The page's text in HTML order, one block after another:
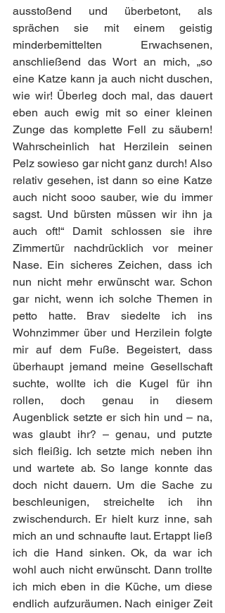
ausstoßend und überbetont, als
sprächen sie mit einem geistig
minderbemittelten Erwachsenen,
anschließend das Wort an mich, „so
eine Katze kann ja auch nicht duschen,
wie wir! Überleg doch mal, das dauert
eben auch ewig mit so einer kleinen
Zunge das komplette Fell zu säubern!
Wahrscheinlich hat Herzilein seinen
Pelz sowieso gar nicht ganz durch! Also
relativ gesehen, ist dann so eine Katze
auch nicht sooo sauber, wie du immer
sagst. Und bürsten müssen wir ihn ja
auch oft!“ Damit schlossen sie ihre
Zimmertür nachdrücklich vor meiner
Nase. Ein sicheres Zeichen, dass ich
nun nicht mehr erwünscht war. Schon
gar nicht, wenn ich solche Themen in
petto hatte. Brav siedelte ich ins
Wohnzimmer über und Herzilein folgte
mir auf dem Fuße. Begeistert, dass
überhaupt jemand meine Gesellschaft
suchte, wollte ich die Kugel für ihn
rollen, doch genau in diesem
Augenblick setzte er sich hin und – na,
was glaubt ihr? – genau, und putzte
sich fleißig. Ich setzte mich neben ihn
und wartete ab. So lange konnte das
doch nicht dauern. Um die Sache zu
beschleunigen, streichelte ich ihn
zwischendurch. Er hielt kurz inne, sah
mich an und schnaufte laut. Ertappt ließ
ich die Hand sinken. Ok, da war ich
wohl auch nicht erwünscht. Dann trollte
ich mich eben in die Küche, um diese
endlich aufzuräumen. Nach einiger Zeit